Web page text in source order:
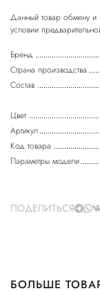
Данный товар обмену и
Бренд
Страна производства
Состав
Цвет
Артикул
Код товара
Параметры модели
ПОДЕЛИТЬСЯ
БОЛЬШЕ